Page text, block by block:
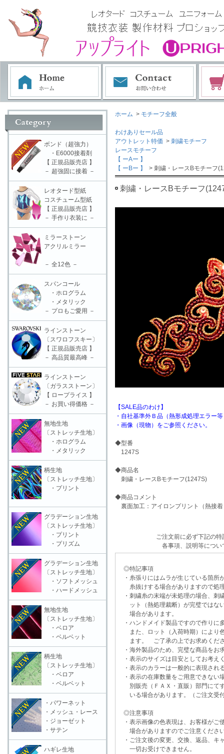
ホーム > モチーフ全般
わけありセール品
アウトレット特価 > 刺繍モチーフ
レースモチーフ
【 ーAー 】
【 ーBー 】
> 刺繍・レースBモチーフ
刺繍・レースBモチーフ
【SALE品のわけ】
・自社基準外Ｂ品（熱形成処理エラー
・画像（現物）をご参照ください。
◆型番
1247S
◆商品名
刺繍・レースBモチーフ(1247S)
◆商品コメント
裏面加工：アイロンプリント（熱接着
ご注文前に必ず下記の
各事項、説明等につい
◎特記事項
・糸張りにはムラが生じている箇所
糸抜けする場合がありますので処
・刺繍糸の末端が未処理の場合、刺
ット（熱処理裁断）が完璧ではな
場合があります。
・ハンドメイド製品ですので作りに
また、ロット（入荷時期）により
ます。 ご了承の上でお求めくだ
・海外製品のため、完璧な商品をお
・表示のサイズは目安としてお考え
・表示のカラーは一般的に表現され
・表示の在庫数量をご用意できな
別販売（ＦＡＸ・直販）部門にて
いる場合があります。（ご注文受
◎注意事項
・表示画像の色表現は、お客様がご
場合がありますのでご注意くださ
・ご注文後の変更、交換、返品、キ
一切お受けできません。
ボンド（超強力）
・E6000接着剤
【 正規品販売店 】
－ 超強固に接着 －
レオタード型紙
コスチューム型紙
【 正規品販売店 】
－ 手作り衣装に －
ミラーストーン
アクリルミラー
－ 全12色 －
スパンコール
・ホログラム
・メタリック
－ プロもご愛用 －
ラインストーン
〔スワロフスキー〕
【 正規品販売店 】
－ 高品質最高峰 －
ラインストーン
〔ガラスストーン〕
【 ロープライス 】
－ お買い得価格 －
無地生地
〔ストレッチ生地〕
・ホログラム
・メタリック
柄生地
〔ストレッチ生地〕
・プリント
グラデーション生地
〔ストレッチ生地〕
・プリント
・プリズム
グラデーション生地
〔ストレッチ生地〕
・ソフトメッシュ
・ハードメッシュ
無地生地
〔ストレッチ生地〕
・ベロア
・ベルベット
柄生地
〔ストレッチ生地〕
・ベロア
・ベルベット
・パワーネット
・メッシュ・レース
・ジョーゼット
・サテン
ハギレ生地